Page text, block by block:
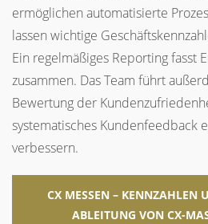
ermöglichen automatisierte
lassen wichtige
Ein regelmäßiges Reporting fasst
zusammen. Das Team führt
Bewertung der
systematisches Kundenfeedback
verbessern.
CX MESSEN – KENNZAHLEN
ABLEITUNG VON CX-